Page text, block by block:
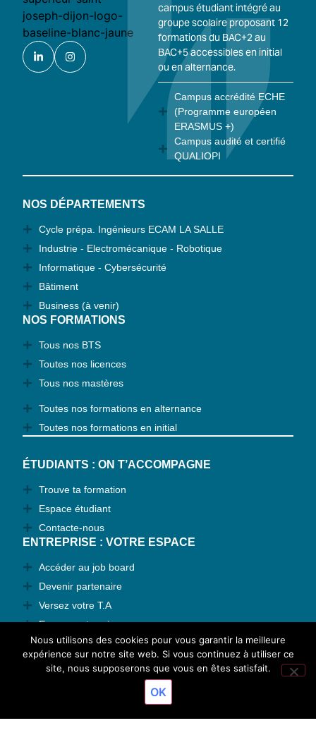
campus étudiant intégré au
groupe scolaire proposant 12
formations du BAC+2 au
BAC+5 accessibles en initial
ou en alternance.
Campus accrédité ECHE
(Programme européen
ERASMUS +)
Campus audité et certifié
QUALIOPI
NOS DÉPARTEMENTS
Cycle prépa. Ingénieurs ECAM LA SALLE
Industrie - Electromécanique - Robotique
Informatique - Cybersécurité
Bâtiment
Business (à venir)
NOS FORMATIONS
Tous nos BTS
Toutes nos licences
Tous nos mastères
Toutes nos formations en alternance
Toutes nos formations en initial
ÉTUDIANTS : ON T’ACCOMPAGNE
Trouve ta formation
Espace étudiant
Contacte-nous
ENTREPRISE : VOTRE ESPACE
Accéder au job board
Devenir partenaire
Versez votre T.A
Espace entreprise
Contactez-nous
TAUX DE RÉUSSITE
Nous utilisons des cookies pour vous garantir la meilleure
expérience sur notre site web. Si vous continuez à utiliser ce
site, nous supposerons que vous en êtes satisfait.
OK